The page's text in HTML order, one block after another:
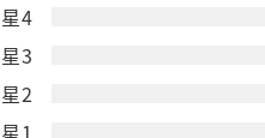
星4
星3
星2
星1